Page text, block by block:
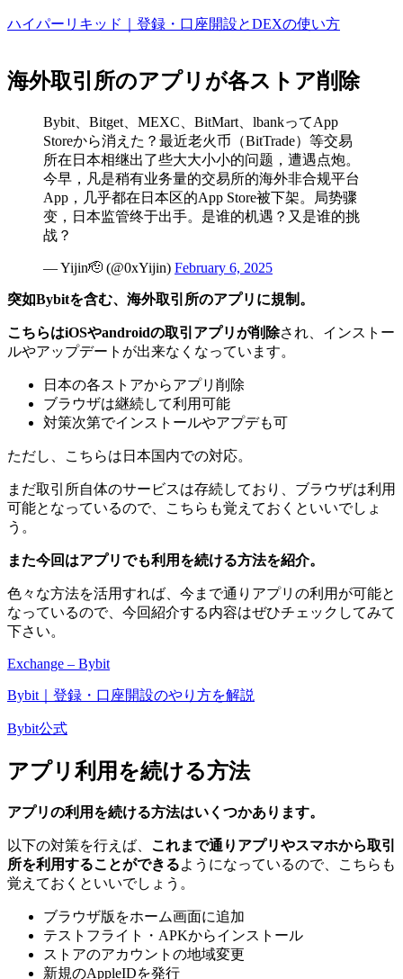
ハイパーリキッド｜登録・口座開設とDEXの使い方
海外取引所のアプリが各ストア削除
Bybit、Bitget、MEXC、BitMart、lbankってApp
Storeから消えた？最近老火币（BitTrade）等交易
所在日本相继出了些大大小小的问题，遭遇点炮。
今早，凡是稍有业务量的交易所的海外非合规平台
App，几乎都在日本区的App Store被下架。局势骤
变，日本监管终于出手。是谁的机遇？又是谁的挑
战？
— Yijin🫡 (@0xYijin) February 6, 2025
突如Bybitを含む、海外取引所のアプリに規制。
こちらはiOSやandroidの取引アプリが削除され、インストー
ルやアップデートが出来なくなっています。
日本の各ストアからアプリ削除
ブラウザは継続して利用可能
対策次第でインストールやアプデも可
ただし、こちらは日本国内での対応。
まだ取引所自体のサービスは存続しており、ブラウザは利用
可能となっているので、こちらも覚えておくといいでしょ
う。
また今回はアプリでも利用を続ける方法を紹介。
色々な方法を活用すれば、今まで通りアプリの利用が可能と
なっているので、今回紹介する内容はぜひチェックしてみて
下さい。
Exchange – Bybit
Bybit｜登録・口座開設のやり方を解説
Bybit公式
アプリ利用を続ける方法
アプリの利用を続ける方法はいくつかあります。
以下の対策を行えば、 これまで通りアプリやスマホから取引
所を利用することができるようになっているので、こちらも
覚えておくといいでしょう。
ブラウザ版をホーム画面に追加
テストフライト・APKからインストール
ストアのアカウントの地域変更
新規のAppleIDを発行